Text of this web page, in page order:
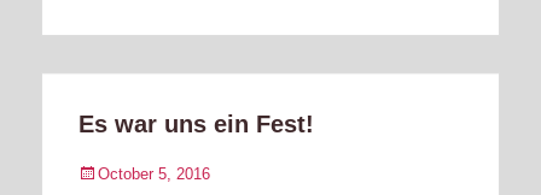
Es war uns ein Fest!
Posted
October 5, 2016